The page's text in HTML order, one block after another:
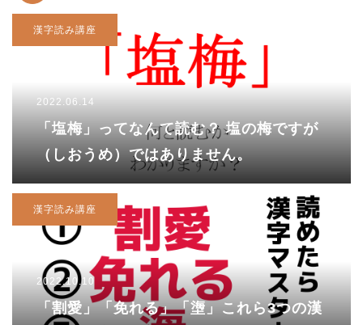
漢字読み講座
2022.06.14
「塩梅」ってなんて読む？ 塩の梅ですが
（しおうめ）ではありません。
漢字読み講座
2022.10.10
「割愛」「免れる」「塰」これら3つの漢